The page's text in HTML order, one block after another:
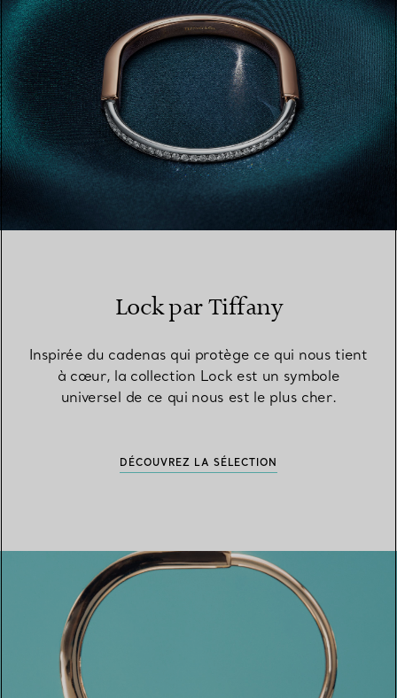
Lock par Tiffany
Inspirée du cadenas qui protège ce qui nous tient
à cœur, la collection Lock est un symbole
universel de ce qui nous est le plus cher.
DÉCOUVREZ LA SÉLECTION